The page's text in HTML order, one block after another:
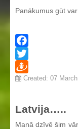
Panākumus gūt
Facebook
Twitter
Draugiem
Created: 07
Latvija…..
Manā dzīvē šim